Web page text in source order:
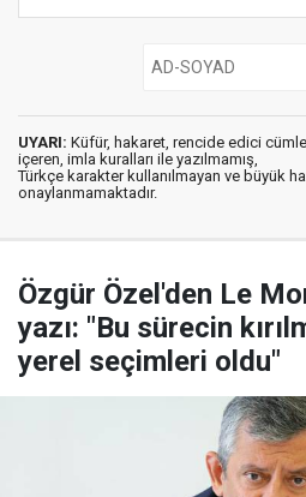
UYARI: Küfür, hakaret, rencide edici
içeren, imla kuralları ile yazılmamış,
Türkçe karakter kullanılmayan ve büyük
onaylanmamaktadır.
Özgür Özel'den Le
yazı: "Bu sürecin
yerel seçimleri oldu"